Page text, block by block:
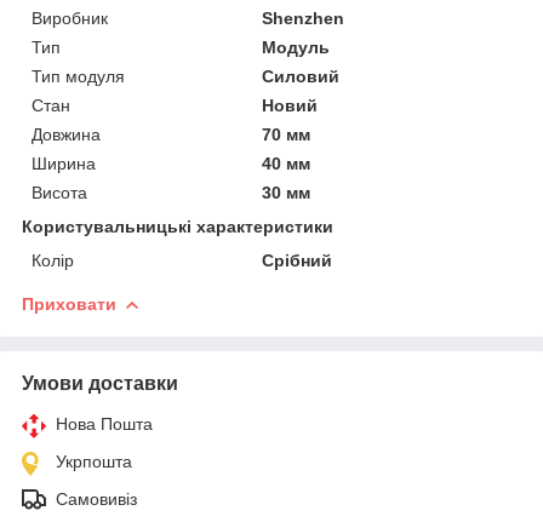
Виробник
Shenzhen
Тип
Модуль
Тип модуля
Силовий
Стан
Новий
Довжина
70 мм
Ширина
40 мм
Висота
30 мм
Користувальницькі характеристики
Колір
Срібний
Приховати
Умови доставки
Нова Пошта
Укрпошта
Самовивіз